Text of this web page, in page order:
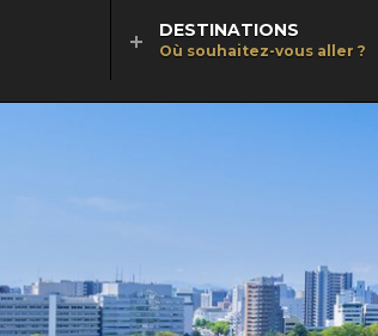
DESTINATIONS
Où souhaitez-vous aller ?